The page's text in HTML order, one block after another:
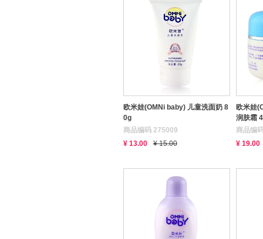
欧米娃(OMNi baby) 儿童洗面奶 8
0g
商品编码 275009
¥ 13.00
¥ 15.00
欧米娃
润肤霜
商品编
¥ 19.00